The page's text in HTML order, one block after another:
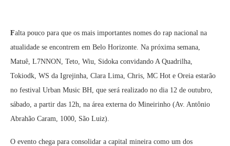
Falta pouco para que os mais importantes nomes do rap nacional na
atualidade se encontrem em Belo Horizonte. Na próxima semana,
Matuê, L7NNON, Teto, Wiu, Sidoka convidando A Quadrilha,
Tokiodk, WS da Igrejinha, Clara Lima, Chris, MC Hot e Oreia estarão
no festival Urban Music BH, que será realizado no dia 12 de outubro,
sábado, a partir das 12h, na área externa do Mineirinho (Av. Antônio
Abrahão Caram, 1000, São Luiz).
O evento chega para consolidar a capital mineira como um dos